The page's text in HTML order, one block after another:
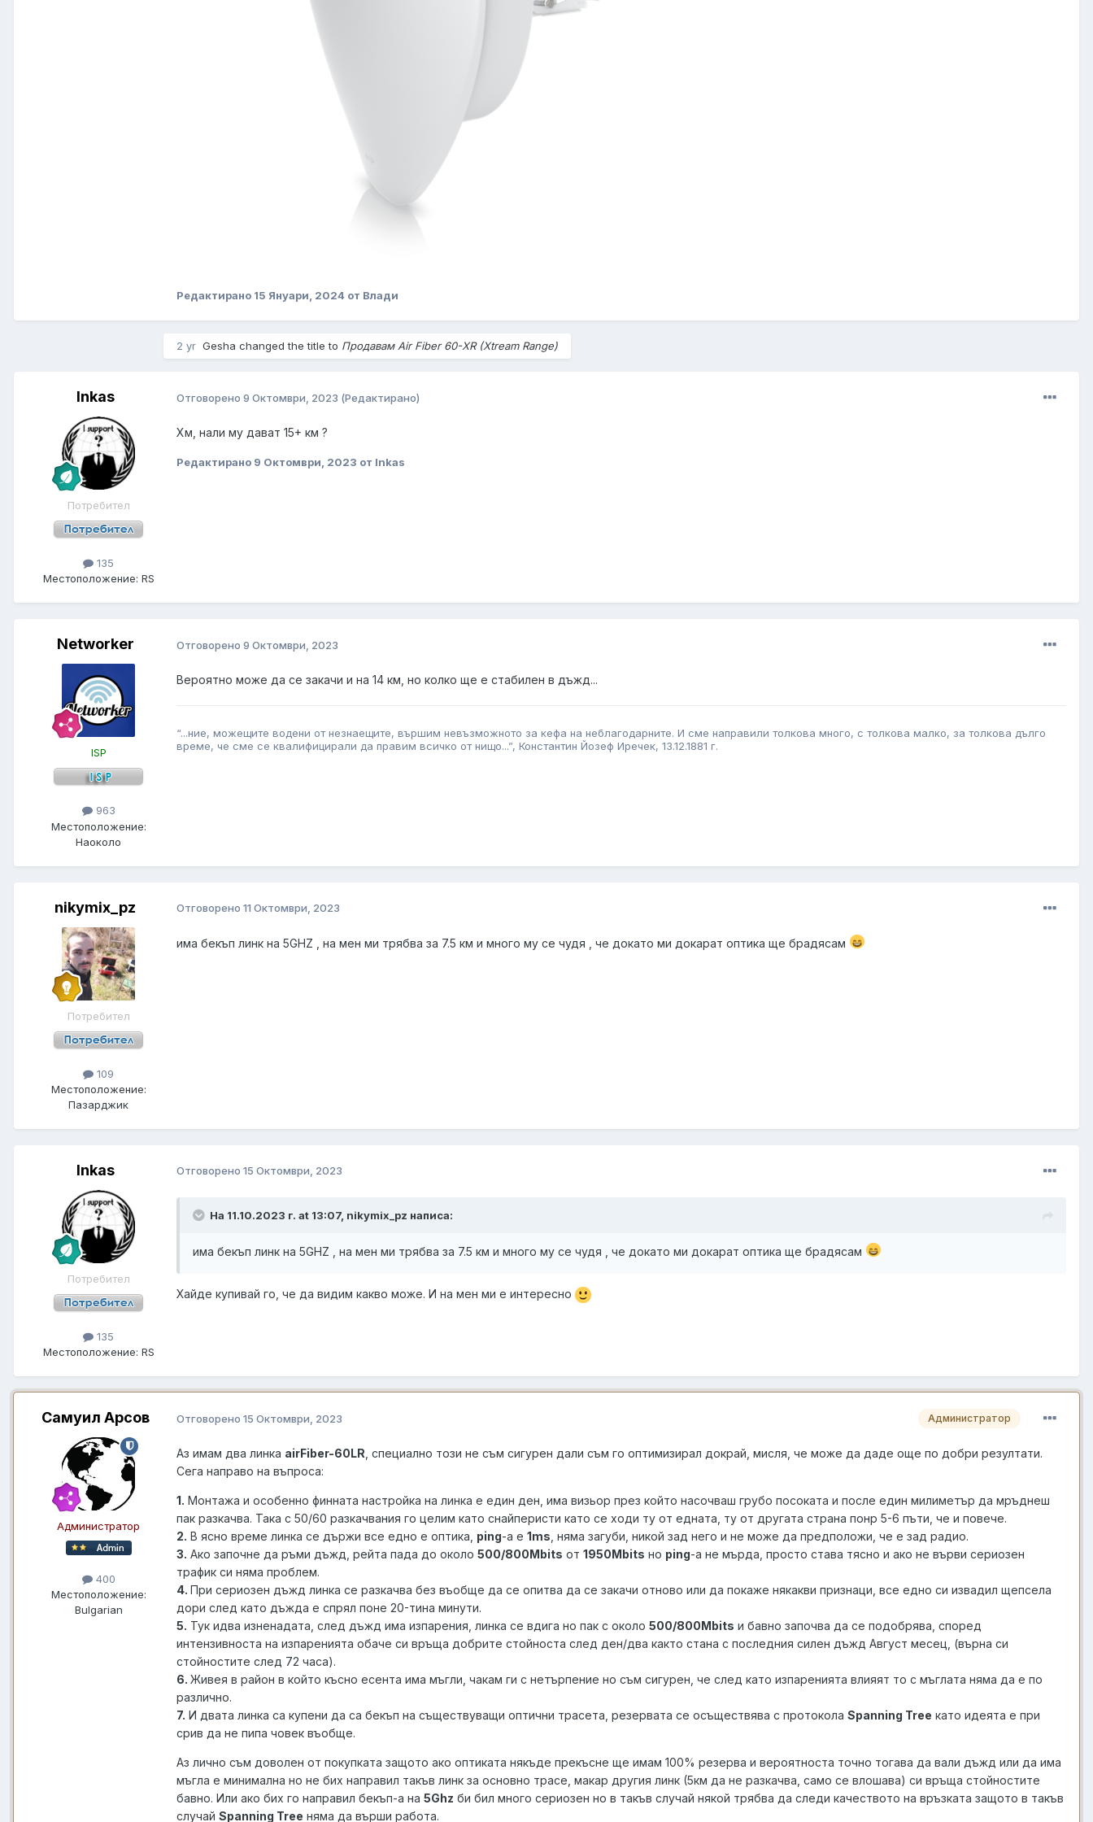
Редактирано 15 Януари, 2024 от Влади
2 yr Gesha changed the title to Продавам Air Fiber 60-XR (Xtream Range)
Inkas
Потребител
135
Местоположение: RS
Отговорено 9 Октомври, 2023 (Редактирано)
Хм, нали му дават 15+ км ?
Редактирано 9 Октомври, 2023 от Inkas
Networker
ISP
963
Местоположение:
Наоколо
Отговорено 9 Октомври, 2023
Вероятно може да се закачи и на 14 км, но колко ще е стабилен в дъжд...
“...ние, можещите водени от незнаещите, вършим невъзможното за кефа на неблагодарните. И сме направили толкова много, с толкова малко, за толкова дълго
време, че сме се квалифицирали да правим всичко от нищо...”, Константин Йозеф Иречек, 13.12.1881 г.
nikymix_pz
Потребител
109
Местоположение:
Пазарджик
Отговорено 11 Октомври, 2023
има бекъп линк на 5GHZ , на мен ми трябва за 7.5 км и много му се чудя , че докато ми докарат оптика ще брадясам
Inkas
Потребител
135
Местоположение: RS
Отговорено 15 Октомври, 2023
На 11.10.2023 г. at 13:07, nikymix_pz написа:
има бекъп линк на 5GHZ , на мен ми трябва за 7.5 км и много му се чудя , че докато ми докарат оптика ще брадясам
Хайде купивай го, че да видим какво може. И на мен ми е интересно
Самуил Арсов
Администратор
400
Местоположение:
Bulgarian
Администратор
Отговорено 15 Октомври, 2023
Аз имам два линка airFiber-60LR , специално този не съм сигурен дали съм го оптимизирал докрай, мисля, че може да даде още по добри резултати.
Сега направо на въпроса:
1. Монтажа и особенно финната настройка на линка е един ден, има визьор през който насочваш грубо посоката и после един милиметър да мръднеш
пак разкачва. Така с 50/60 разкачвания го целим като снайперисти като се ходи ту от едната, ту от другата страна понр 5-6 пъти, че и повече.
2. В ясно време линка се държи все едно е оптика, ping-a е 1ms , няма загуби, никой зад него и не може да предположи, че е зад радио.
3. Ако започне да ръми дъжд, рейта пада до около 500/800Mbits от 1950Mbits но ping-a не мърда, просто става тясно и ако не върви сериозен
трафик си няма проблем.
4. При сериозен дъжд линка се разкачва без въобще да се опитва да се закачи отново или да покаже някакви признаци, все едно си извадил щепсела
дори след като дъжда е спрял поне 20-тина минути.
5. Тук идва изненадата, след дъжд има изпарения, линка се вдига но пак с около 500/800Mbits и бавно започва да се подобрява, според
интензивноста на изпаренията обаче си връща добрите стойноста след ден/два както стана с последния силен дъжд Август месец, (върна си
стойностите след 72 часа).
6. Живея в район в който късно есента има мъгли, чакам ги с нетърпение но съм сигурен, че след като изпаренията влияят то с мъглата няма да е по
различно.
7. И двата линка са купени да са бекъп на съществуващи оптични трасета, резервата се осъществява с протокола Spanning Tree като идеята е при
срив да не пипа човек въобще.
Аз лично съм доволен от покупката защото ако оптиката някъде прекъсне ще имам 100% резерва и вероятноста точно тогава да вали дъжд или да има
мъгла е минимална но не бих направил такъв линк за основно трасе, макар другия линк (5км да не разкачва, само се влошава) си връща стойностите
бавно. Или ако бих го направил бекъп-а на 5Ghz би бил много сериозен но в такъв случай някой трябва да следи качеството на връзката защото в такъв
случай Spanning Tree няма да върши работа.